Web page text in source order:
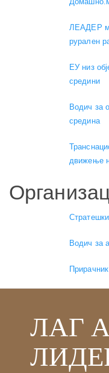
ЛЕАДЕР
рурален
ЕУ низ
средини
Водич за
средина
движење
Водич за
ЛАГ